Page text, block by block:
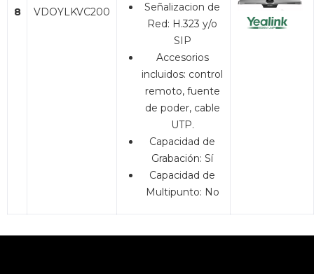
8 VDOYLKVC200
Señalizacion de
Red: H.323 y/o
SIP
Accesorios
incluidos: control
remoto, fuente
de poder, cable
UTP.
Capacidad de
Grabación: Sí
Capacidad de
Multipunto: No